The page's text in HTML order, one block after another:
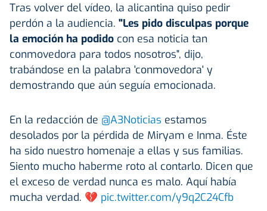
Tras volver del vídeo, la alicantina quiso pedir
perdón a la audiencia. "Les pido disculpas porque
la emoción ha podido con esa noticia tan
conmovedora para todos nosotros", dijo,
trabándose en la palabra 'conmovedora' y
demostrando que aún seguía emocionada.
En la redacción de @A3Noticias estamos
desolados por la pérdida de Miryam e Inma. Éste
ha sido nuestro homenaje a ellas y sus familias.
Siento mucho haberme roto al contarlo. Dicen que
el exceso de verdad nunca es malo. Aquí había
mucha verdad. 💔 pic.twitter.com/y9q2C24Cfb